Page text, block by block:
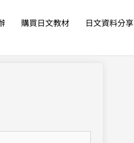
購買日文教材
日文資料分享